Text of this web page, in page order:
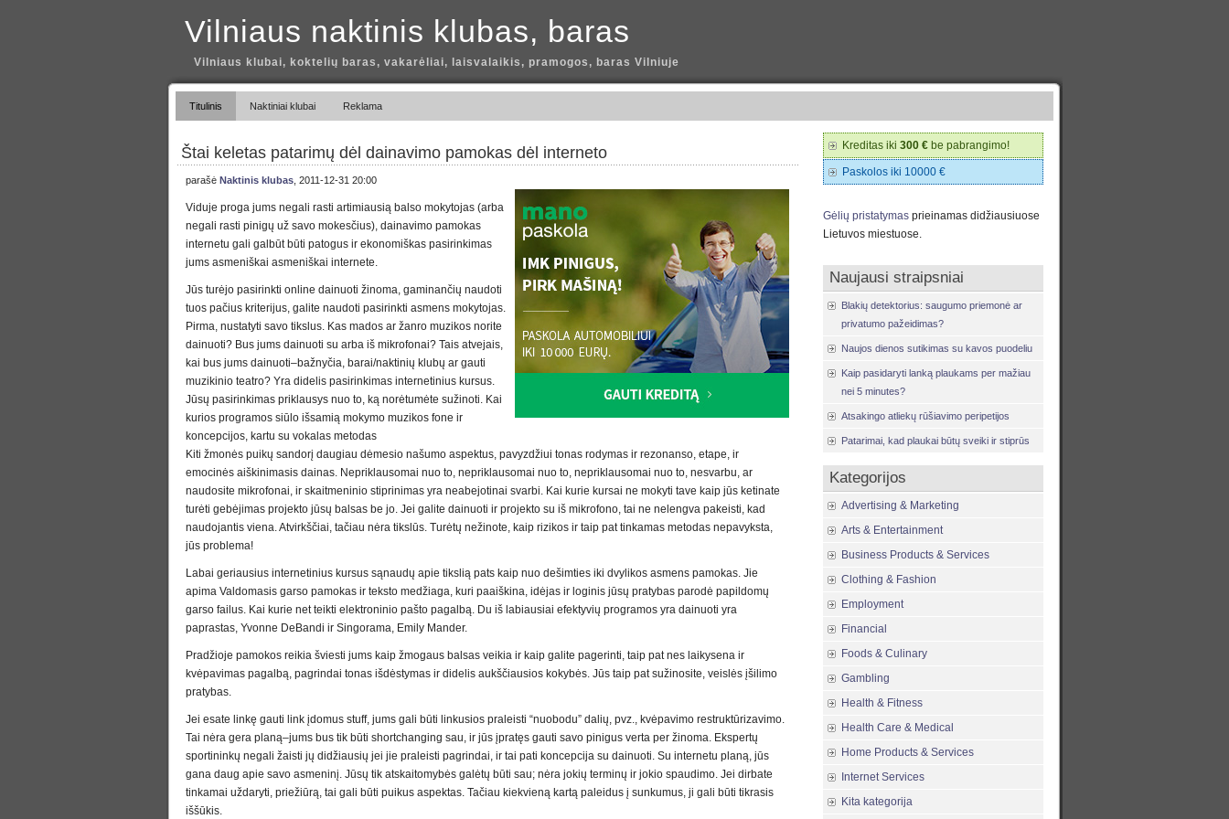
Vilniaus naktinis klubas, baras
Vilniaus klubai, koktelių baras, vakarėliai, laisvalaikis, pramogos, baras Vilniuje
Titulinis Naktiniai klubai Reklama
Štai keletas patarimų dėl dainavimo pamokas dėl interneto
parašė Naktinis klubas , 2011-12-31 20:00
Viduje proga jums negali rasti artimiausią balso mokytojas (arba
negali rasti pinigų už savo mokesčius), dainavimo pamokas
internetu gali galbūt būti patogus ir ekonomiškas pasirinkimas
jums asmeniškai asmeniškai internete.
Jūs turėjo pasirinkti online dainuoti žinoma, gaminančių naudoti
tuos pačius kriterijus, galite naudoti pasirinkti asmens mokytojas.
Pirma, nustatyti savo tikslus. Kas mados ar žanro muzikos norite
dainuoti? Bus jums dainuoti su arba iš mikrofonai? Tais atvejais,
kai bus jums dainuoti–bažnyčia, barai/naktinių klubų ar gauti
muzikinio teatro? Yra didelis pasirinkimas internetinius kursus.
Jūsų pasirinkimas priklausys nuo to, ką norėtumėte sužinoti. Kai
kurios programos siūlo išsamią mokymo muzikos fone ir
koncepcijos, kartu su vokalas metodas
Kiti žmonės puikų sandorį daugiau dėmesio našumo aspektus, pavyzdžiui tonas rodymas ir rezonanso, etape, ir
emocinės aiškinimasis dainas. Nepriklausomai nuo to, nepriklausomai nuo to, nepriklausomai nuo to, nesvarbu, ar
naudosite mikrofonai, ir skaitmeninio stiprinimas yra neabejotinai svarbi. Kai kurie kursai ne mokyti tave kaip jūs ketinate
turėti gebėjimas projekto jūsų balsas be jo. Jei galite dainuoti ir projekto su iš mikrofono, tai ne nelengva pakeisti, kad
naudojantis viena. Atvirkščiai, tačiau nėra tikslūs. Turėtų nežinote, kaip rizikos ir taip pat tinkamas metodas nepavyksta,
jūs problema!
Labai geriausius internetinius kursus sąnaudų apie tikslią pats kaip nuo dešimties iki dvylikos asmens pamokas. Jie
apima Valdomasis garso pamokas ir teksto medžiaga, kuri paaiškina, idėjas ir loginis jūsų pratybas parodė papildomų
garso failus. Kai kurie net teikti elektroninio pašto pagalbą. Du iš labiausiai efektyvių programos yra dainuoti yra
paprastas, Yvonne DeBandi ir Singorama, Emily Mander.
Pradžioje pamokos reikia šviesti jums kaip žmogaus balsas veikia ir kaip galite pagerinti, taip pat nes laikysena ir
kvėpavimas pagalbą, pagrindai tonas išdėstymas ir didelis aukščiausios kokybės. Jūs taip pat sužinosite, veislės įšilimo
pratybas.
Jei esate linkę gauti link įdomus stuff, jums gali būti linkusios praleisti “nuobodu” dalių, pvz., kvėpavimo restruktūrizavimo.
Tai nėra gera planą–jums bus tik būti shortchanging sau, ir jūs įpratęs gauti savo pinigus verta per žinoma. Ekspertų
sportininkų negali žaisti jų didžiausių jei jie praleisti pagrindai, ir tai pati koncepcija su dainuoti. Su internetu planą, jūs
gana daug apie savo asmeninį. Jūsų tik atskaitomybės galėtų būti sau; nėra jokių terminų ir jokio spaudimo. Jei dirbate
tinkamai uždaryti, priežiūrą, tai gali būti puikus aspektas. Tačiau kiekvieną kartą paleidus į sunkumus, ji gali būti tikrasis
iššūkis.
Kreditas iki 300 € be pabrangimo!
Paskolos iki 10000 €
Gėlių pristatymas prieinamas didžiausiuose
Lietuvos miestuose.
Naujausi straipsniai
Blakių detektorius: saugumo priemonė ar
privatumo pažeidimas?
Naujos dienos sutikimas su kavos puodeliu
Kaip pasidaryti lanką plaukams per mažiau
nei 5 minutes?
Atsakingo atliekų rūšiavimo peripetijos
Patarimai, kad plaukai būtų sveiki ir stiprūs
Kategorijos
Advertising & Marketing
Arts & Entertainment
Business Products & Services
Clothing & Fashion
Employment
Financial
Foods & Culinary
Gambling
Health & Fitness
Health Care & Medical
Home Products & Services
Internet Services
Kita kategorija